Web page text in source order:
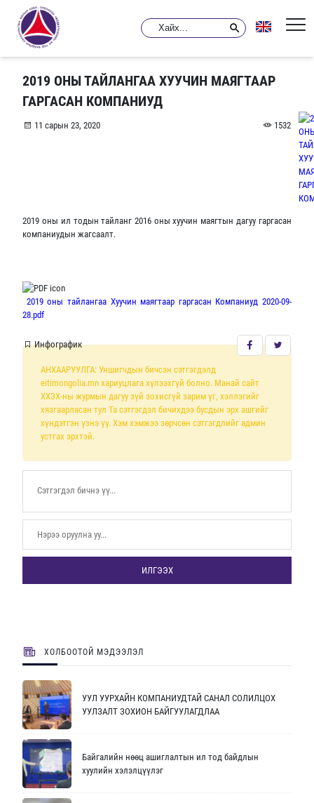
2019 ОНЫ ТАЙЛАНГАА ХУУЧИН МАЯГТААР
ГАРГАСАН КОМПАНИУД
11 сарын 23, 2020 1532
2019 оны ил тодын тайланг 2016 оны хуучин маягтын дагуу гаргасан
компаниудын жагсаалт.
2019 оны тайлангаа Хуучин маягтаар гаргасан Компаниуд 2020-09-
28.pdf
Инфографик
АНХААРУУЛГА: Уншигчдын бичсэн сэтгэгдэлд
eitimongolia.mn хариуцлага хүлээхгүй болно. Манай сайт
ХХЗХ-ны журмын дагуу зүй зохисгүй зарим үг, хэллэгийг
хязгаарласан тул Та сэтгэгдэл бичихдээ бусдын эрх ашгийг
хүндэтгэн үзнэ үү. Хэм хэмжээ зөрчсөн сэтгэгдлийг админ
устгах эрхтэй.
ИЛГЭЭХ
ХОЛБООТОЙ МЭДЭЭЛЭЛ
УУЛ УУРХАЙН КОМПАНИУДТАЙ САНАЛ СОЛИЛЦОХ
УУЛЗАЛТ ЗОХИОН БАЙГУУЛАГДЛАА
Байгалийн нөөц ашиглалтын ил тод байдлын
хуулийн хэлэлцүүлэг